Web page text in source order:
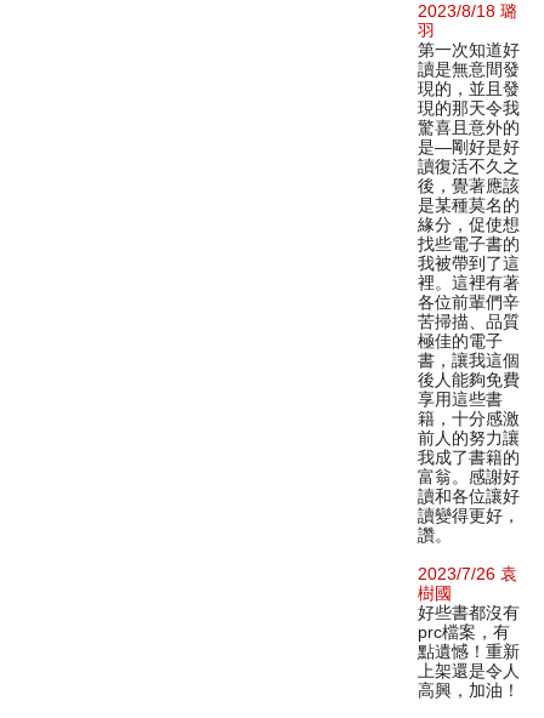
2023/8/18 璐
羽
第一次知道好
讀是無意間發
現的，並且發
現的那天令我
驚喜且意外的
是—剛好是好
讀復活不久之
後，覺著應該
是某種莫名的
緣分，促使想
找些電子書的
我被帶到了這
裡。這裡有著
各位前輩們辛
苦掃描、品質
極佳的電子
書，讓我這個
後人能夠免費
享用這些書
籍，十分感激
前人的努力讓
我成了書籍的
富翁。感謝好
讀和各位讓好
讀變得更好，
讚。
2023/7/26 袁
樹國
好些書都沒有
prc檔案，有
點遺憾！重新
上架還是令人
高興，加油！